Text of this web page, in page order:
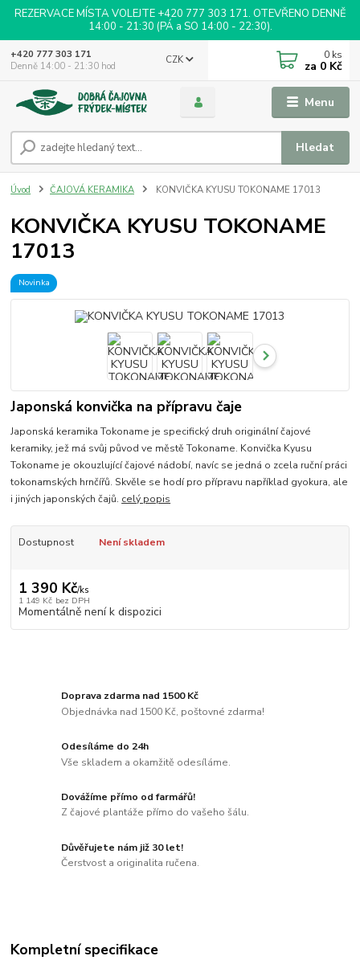
REZERVACE MÍSTA VOLEJTE +420 777 303 171. OTEVŘENO DENNĚ
14:00 - 21:30 (PÁ a SO 14:00 - 22:30).
Menu
CZK
Hledat
+420 777 303 171
Denně 14:00 - 21:30 hod
0 ks
za 0 Kč
Úvod ČAJOVÁ KERAMIKA KONVIČKA KYUSU TOKONAME 17013
KONVIČKA KYUSU TOKONAME
17013
Novinka
Japonská konvička na přípravu čaje
Japonská keramika Tokoname je specifický druh originální čajové
keramiky, jež má svůj původ ve městě Tokoname. Konvička Kyusu
Tokoname je okouzlující čajové nádobí, navíc se jedná o zcela ruční práci
tokonamských hrnčířů. Skvěle se hodí pro přípravu například gyokura, ale
i jiných japonských čajů. celý popis
Dostupnost Není skladem
1 390 Kč/ks
1 149 Kč bez DPH
Momentálně není k dispozici
Doprava zdarma nad 1500 Kč
Objednávka nad 1500 Kč, poštovné zdarma!
Odesíláme do 24h
Vše skladem a okamžitě odesíláme.
Dovážíme přímo od farmářů!
Z čajové plantáže přímo do vašeho šálu.
Důvěřujete nám již 30 let!
Čerstvost a originalita ručena.
Kompletní specifikace